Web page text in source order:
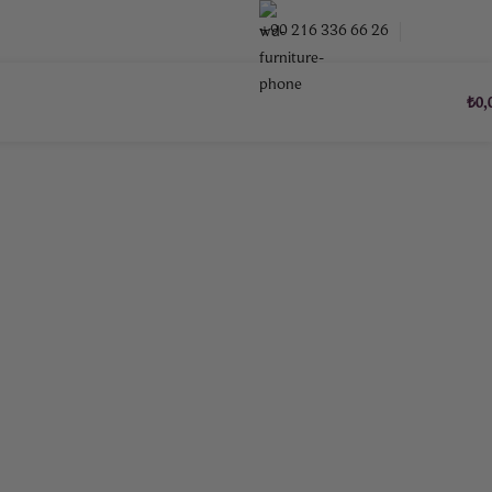
+90 216 336 66 26
₺